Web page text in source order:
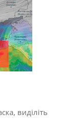
виділіть